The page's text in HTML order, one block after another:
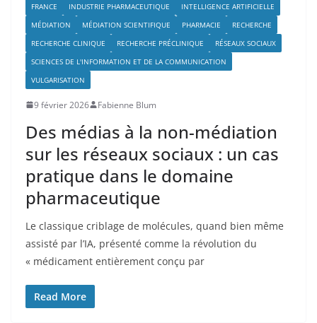
FRANCE
INDUSTRIE PHARMACEUTIQUE
INTELLIGENCE ARTIFICIELLE
MÉDIATION
MÉDIATION SCIENTIFIQUE PHARMACIE
RECHERCHE
RECHERCHE CLINIQUE
RECHERCHE PRÉCLINIQUE
RÉSEAUX SOCIAUX
SCIENCES DE L'INFORMATION ET DE LA COMMUNICATION
VULGARISATION
9 février 2026 Fabienne Blum
Des médias à la non-médiation
sur les réseaux sociaux : un cas
pratique dans le domaine
pharmaceutique
Le classique criblage de molécules, quand bien même
assisté par l’IA, présenté comme la révolution du
« médicament entièrement conçu par
Read More